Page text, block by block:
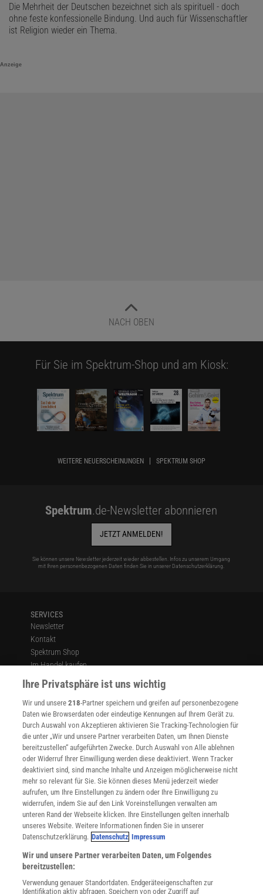
Die Mehrheit der Deutschen bezeichnet sich als spirituell - doch
ohne feste konfessionelle Bindung. Und auch für Wissenschaftler
ist Religion wieder ein Thema.
Anzeige
NACH OBEN
Für Sie im Spektrum-Shop und am Kiosk:
WEITERE NEUERSCHEINUNGEN SPEKTRUM SHOP
Spektrum.de-Newsletter abonnieren
JETZT ANMELDEN!
Sie können unsere Newsletter jederzeit wieder abbestellen. Infos zu unserem Umgang
mit Ihren personenbezogenen Daten finden Sie in unserer Datenschutzerklärung.
SERVICES
Newsletter
Kontakt
Spektrum Shop
Im Handel kaufen
Presse
Verträge kündigen
Widerruf
INFO
Mediadaten
Datenschutz
Nutzungsbedingungen
Cookie-Einstellungen
Utiq verwalten
Nutzungsbasierte Onlinewerbung
Alle Artikel
Impressum
Angebote für Schulen
Angebote für Institutionen
Sprachen lernen mit Gymglish
Ihre Privatsphäre ist uns wichtig
Wir und unsere218-Partner speichern und greifen auf personenbezogene
Daten wie Browserdaten oder eindeutige Kennungen auf Ihrem Gerät zu.
Durch Auswahl von Akzeptieren aktivieren Sie Tracking-Technologien für
die unter „Wir und unsere Partner verarbeiten Daten, um Ihnen Dienste
bereitzustellen“ aufgeführten Zwecke. Durch Auswahl von Alle ablehnen
oder Widerruf Ihrer Einwilligung werden diese deaktiviert. Wenn Tracker
deaktiviert sind, sind manche Inhalte und Anzeigen möglicherweise nicht
mehr so relevant für Sie. Sie können dieses Menü jederzeit wieder
aufrufen, um Ihre Einstellungen zu ändern oder Ihre Einwilligung zu
widerrufen, indem Sie auf den Link Voreinstellungen verwalten am
unteren Rand der Webseite klicken. Ihre Einstellungen gelten innerhalb
unseres Website. Weitere Informationen finden Sie in unserer
Datenschutzerklärung. Datenschutz Impressum
Wir und unsere Partner verarbeiten Daten, um Folgendes
bereitzustellen:
Verwendung genauer Standortdaten. Endgeräteeigenschaften zur
Identifikation aktiv abfragen. Speichern von oder Zugriff auf